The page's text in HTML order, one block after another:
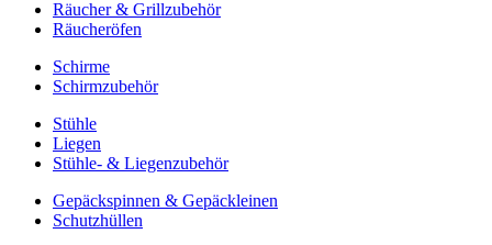
Räucher & Grillzubehör
Räucheröfen
Schirme
Schirmzubehör
Stühle
Liegen
Stühle- & Liegenzubehör
Gepäckspinnen & Gepäckleinen
Schutzhüllen